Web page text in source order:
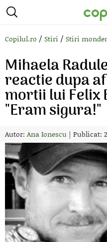
Copilul.ro / Stiri / Stiri
Mihaela
reactie dupa
mortii lui Felix
"Eram sigura!"
Autor: Ana Ionescu | Publicat: